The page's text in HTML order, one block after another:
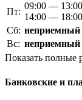
Пт:
09:00 — 13:00
14:00 — 18:00
Сб: неприемный
Вс: неприемный
Показать полные
Банковские и